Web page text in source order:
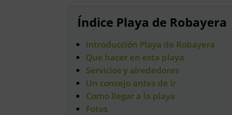
Índice Playa de Robayera
Introducción Playa de Robayera
Que hacer en esta playa
Servicios y alrededores
Un consejo antes de ir
Como llegar a la playa
Fotos